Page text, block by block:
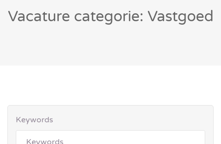
Vacature categorie: Vastgoed
Keywords